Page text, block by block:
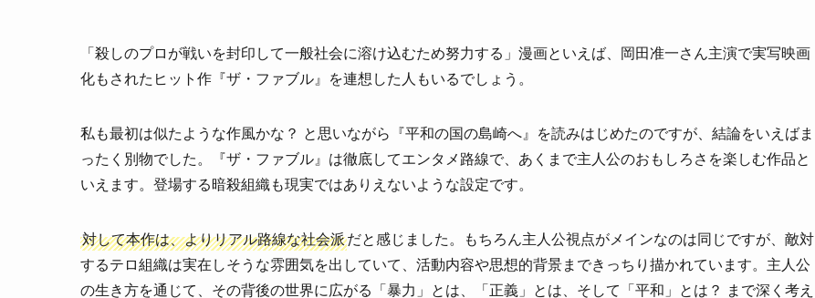
「殺しのプロが戦いを封印して一般社会に溶け込むため努力する」漫画といえば、岡田准一さん主演で実写映画
化もされたヒット作『ザ・ファブル』を連想した人もいるでしょう。
私も最初は似たような作風かな？ と思いながら『平和の国の島崎へ』を読みはじめたのですが、結論をいえばま
ったく別物でした。『ザ・ファブル』は徹底してエンタメ路線で、あくまで主人公のおもしろさを楽しむ作品と
いえます。登場する暗殺組織も現実ではありえないような設定です。
対して本作は、よりリアル路線な社会派だと感じました。もちろん主人公視点がメインなのは同じですが、敵対
するテロ組織は実在しそうな雰囲気を出していて、活動内容や思想的背景まできっちり描かれています。主人公
の生き方を通じて、その背後の世界に広がる「暴力」とは、「正義」とは、そして「平和」とは？ まで深く考え